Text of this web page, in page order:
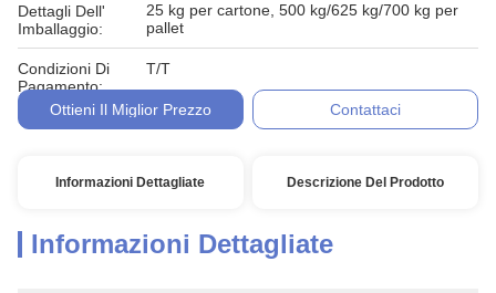
Dettagli Dell'
Imballaggio:
25 kg per cartone, 500 kg/625 kg/700 kg per
pallet
Condizioni Di
Pagamento:
T/T
Ottieni Il Miglior Prezzo Contattaci
Informazioni Dettagliate Descrizione Del Prodotto
Informazioni Dettagliate